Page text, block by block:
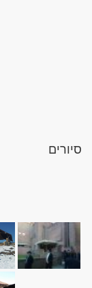
סיורים